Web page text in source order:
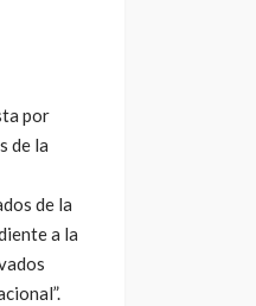
por
de la
de la
a la